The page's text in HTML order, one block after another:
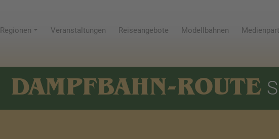
Regionen Veranstaltungen Reiseangebote Modellbahnen
DAMPFBAHN-ROUTE